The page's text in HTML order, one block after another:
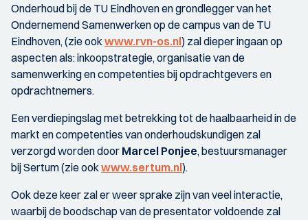
Onderhoud bij de TU Eindhoven en grondlegger van het
Ondernemend Samenwerken op de campus van de TU
Eindhoven, (zie ookwww.rvn-os.nl) zal dieper ingaan op
aspecten als: inkoopstrategie, organisatie van de
samenwerking en competenties bij opdrachtgevers en
opdrachtnemers.
Een verdiepingslag met betrekking tot de haalbaarheid in de
markt en competenties van onderhoudskundigen zal
verzorgd worden door Marcel Ponjee, bestuursmanager
bij Sertum (zie ookwww.sertum.nl).
Ook deze keer zal er weer sprake zijn van veel interactie,
waarbij de boodschap van de presentator voldoende zal